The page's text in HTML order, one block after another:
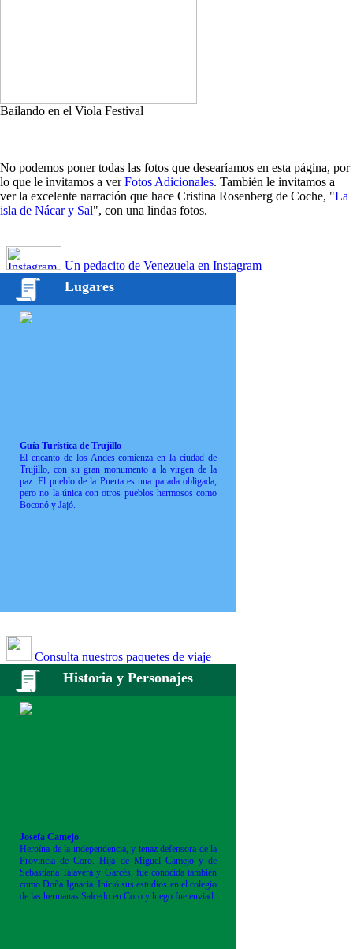
Bailando en el Viola Festival
No podemos poner todas las fotos que desearíamos en esta página, por
lo que le invitamos a verFotos Adicionales. También le invitamos a
ver la excelente narración que hace Cristina Rosenberg de Coche, "La
isla de Nácar y Sal", con una lindas fotos.
Un pedacito de Venezuela en Instagram
Lugares
Guía Turística de Trujillo
El encanto de los Andes comienza en la ciudad de
Trujillo, con su gran monumento a la virgen de la
paz. El pueblo de la Puerta es una parada obligada,
pero no la única con otros pueblos hermosos como
Boconó y Jajó.
Consulta nuestros paquetes de viaje
Historia y Personajes
Josefa Camejo
Heroína de la independencia, y tenaz defensora de la
Provincia de Coro. Hija de Miguel Camejo y de
Sebastiana Talavera y Garcés, fue conocida también
como Doña Ignacia. Inició sus estudios en el colegio
de las hermanas Salcedo en Coro y luego fue enviad